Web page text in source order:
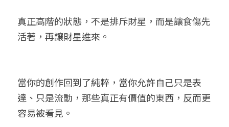
真正高階的狀態，不是排斥財星，而是讓食傷先
活著，再讓財星進來。
當你的創作回到了純粹，當你允許自己只是表
達、只是流動，那些真正有價值的東西，反而更
容易被看見。